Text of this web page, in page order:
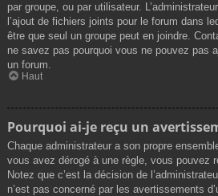
par groupe, ou par utilisateur.
l’ajout de fichiers joints pour le forum dans
être que seul un groupe peut en joindre.
ne savez pas pourquoi vous ne pouvez pas
un forum.
Haut
Pourquoi ai-je reçu un
Chaque administrateur a son propre
vous avez dérogé à une règle, vous pouvez
Notez que c’est la décision de
n’est pas concerné par les avertissements